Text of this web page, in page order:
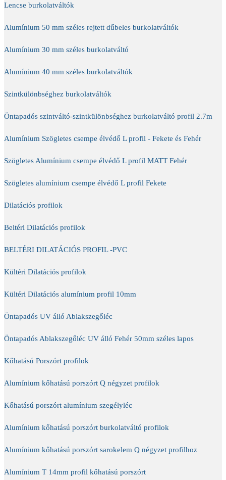
Lencse burkolatváltók
Alumínium 50 mm széles rejtett dűbeles burkolatváltók
Alumínium 30 mm széles burkolatváltó
Alumínium 40 mm széles burkolatváltók
Szintkülönbséghez burkolatváltók
Öntapadós szintváltó-szintkülönbséghez burkolatváltó profil 2.7m
Alumínium Szögletes csempe élvédő L profil - Fekete és Fehér
Szögletes Alumínium csempe élvédő L profil MATT Fehér
Szögletes alumínium csempe élvédő L profil Fekete
Dilatációs profilok
Beltéri Dilatációs profilok
BELTÉRI DILATÁCIÓS PROFIL -PVC
Kültéri Dilatációs profilok
Kültéri Dilatációs alumínium profil 10mm
Öntapadós UV álló Ablakszegőléc
Öntapadós Ablakszegőléc UV álló Fehér 50mm széles lapos
Kőhatású Porszórt profilok
Alumínium kőhatású porszórt Q négyzet profilok
Kőhatású porszórt alumínium szegélyléc
Alumínium kőhatású porszórt burkolatváltó profilok
Alumínium kőhatású porszórt sarokelem Q négyzet profilhoz
Alumínium T 14mm profil kőhatású porszórt